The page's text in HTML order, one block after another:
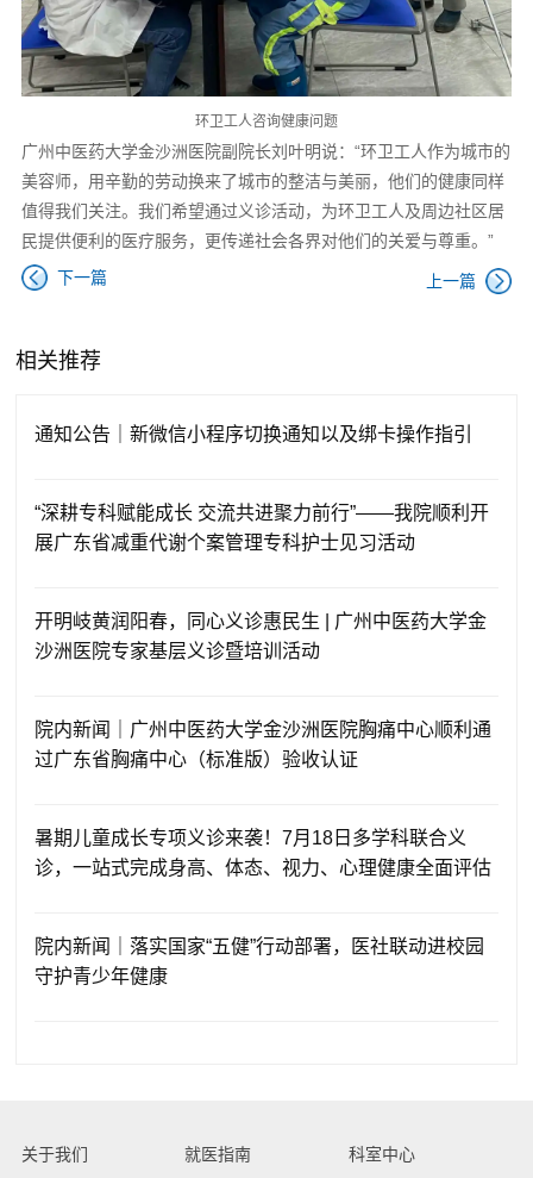
环卫工人咨询健康问题
广州中医药大学金沙洲医院副院长刘叶明说：“环卫工人作为城市的
美容师，用辛勤的劳动换来了城市的整洁与美丽，他们的健康同样
值得我们关注。我们希望通过义诊活动，为环卫工人及周边社区居
民提供便利的医疗服务，更传递社会各界对他们的关爱与尊重。”
下一篇
上一篇
相关推荐
通知公告｜新微信小程序切换通知以及绑卡操作指引
“深耕专科赋能成长 交流共进聚力前行”——我院顺利开
展广东省减重代谢个案管理专科护士见习活动
开明岐黄润阳春，同心义诊惠民生 | 广州中医药大学金
沙洲医院专家基层义诊暨培训活动
院内新闻｜广州中医药大学金沙洲医院胸痛中心顺利通
过广东省胸痛中心（标准版）验收认证
暑期儿童成长专项义诊来袭！7月18日多学科联合义
诊，一站式完成身高、体态、视力、心理健康全面评估
院内新闻｜落实国家“五健”行动部署，医社联动进校园
守护青少年健康
关于我们 就医指南
科室中心